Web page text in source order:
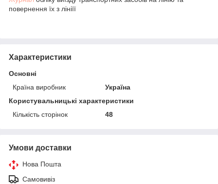
повернення їх з лініїї
Характеристики
Основні
Країна виробник
Україна
Користувальницькі характеристики
Кількість сторінок
48
Умови доставки
Нова Пошта
Самовивіз